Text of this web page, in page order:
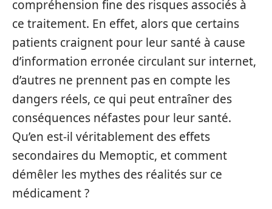
compréhension fine des risques associés à
ce traitement. En effet, alors que certains
patients craignent pour leur santé à cause
d’information erronée circulant sur internet,
d’autres ne prennent pas en compte les
dangers réels, ce qui peut entraîner des
conséquences néfastes pour leur santé.
Qu’en est-il véritablement des effets
secondaires du Memoptic, et comment
démêler les mythes des réalités sur ce
médicament ?